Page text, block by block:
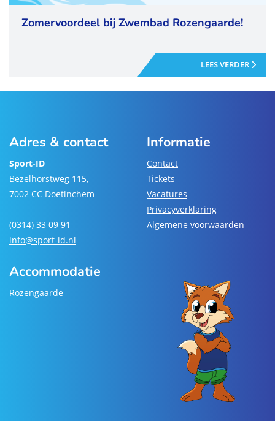
Zomervoordeel bij Zwembad Rozengaarde!
LEES VERDER
Adres & contact
Sport-ID
Bezelhorstweg 115,
7002 CC Doetinchem
(0314) 33 09 91
info@sport-id.nl
Informatie
Contact
Tickets
Vacatures
Privacyverklaring
Algemene voorwaarden
Accommodatie
Rozengaarde